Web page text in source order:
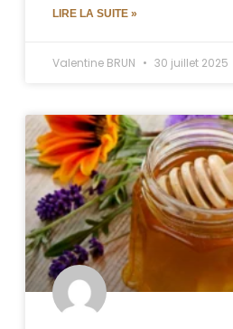
LIRE LA SUITE »
Valentine BRUN 30 juillet 2025